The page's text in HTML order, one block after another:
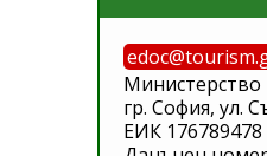
Министерство
гр. София, ул.
ЕИК 176789478